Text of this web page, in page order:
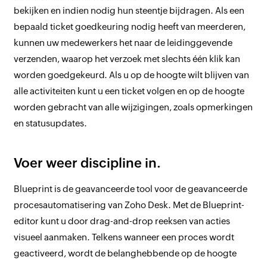
bekijken en indien nodig hun steentje bijdragen. Als een
bepaald ticket goedkeuring nodig heeft van meerderen,
kunnen uw medewerkers het naar de leidinggevende
verzenden, waarop het verzoek met slechts één klik kan
worden goedgekeurd. Als u op de hoogte wilt blijven van
alle activiteiten kunt u een ticket volgen en op de hoogte
worden gebracht van alle wijzigingen, zoals opmerkingen
en statusupdates.
Voer weer discipline in.
Blueprint is de geavanceerde tool voor de geavanceerde
procesautomatisering van Zoho Desk. Met de Blueprint-
editor kunt u door drag-and-drop reeksen van acties
visueel aanmaken. Telkens wanneer een proces wordt
geactiveerd, wordt de belanghebbende op de hoogte